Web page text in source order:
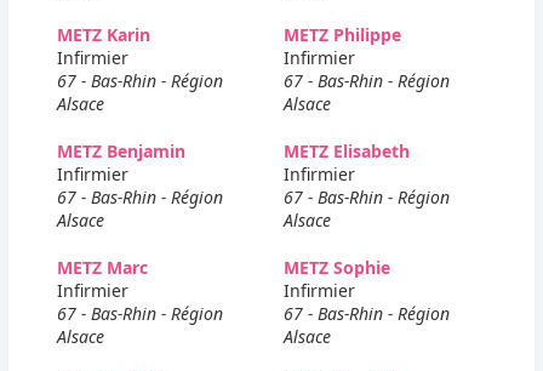
METZ Karin
Infirmier
67 - Bas-Rhin - Région
Alsace
METZ Philippe
Infirmier
67 - Bas-Rhin - Région
Alsace
METZ Benjamin
Infirmier
67 - Bas-Rhin - Région
Alsace
METZ Elisabeth
Infirmier
67 - Bas-Rhin - Région
Alsace
METZ Marc
Infirmier
67 - Bas-Rhin - Région
Alsace
METZ Sophie
Infirmier
67 - Bas-Rhin - Région
Alsace